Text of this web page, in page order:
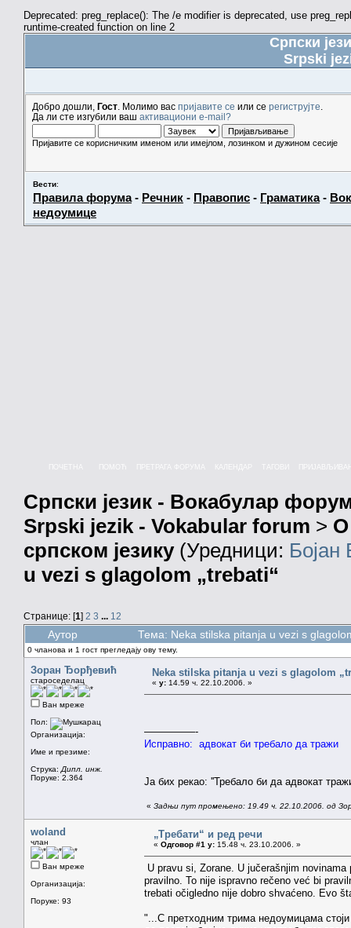
Deprecated: preg_replace(): The /e modifier is deprecated, use
runtime-created function on line 2
Српски
Srpski
Добро дошли, Гост . Молимо вас пријавите се или се региструјте
Да ли сте изгубили ваш активациони e-mail?
Пријавите се корисничким именом или имејлом, лозинком и дужином сесије
Вести:
Правила форума- Речник - Правопис - Граматика-
недоумице
КАЛЕНДАР
Српски језик - Вокабулар
Srpski jezik - Vokabular forum > О
српском језику(Уредници:
u vezi s glagolom „trebati“
Странице: [1] 2 3 ... 12
Аутор Тема: Neka stilska pitanja u vezi s
0 чланова и 1 гост прегледају ову тему.
Зоран Ђорђевић
староседелац
Ван мреже
Пол:
Организација:
Име и презиме:
Струка: Дипл. инж.
Поруке: 2.364
Neka stilska pitanja u vezi s glagolom
« у: 14.59 ч. 22.10.2006. »
—————-
Исправно: адвокат би требало да тражи
Ја бих рекао: ''Требало би да адвокат
« Задњи пут промењено: 19.49 ч. 22.10.2006. од
woland
члан
Ван мреже
Организација:
Поруке: 93
„Требати“ и ред речи
« Одговор #1 у: 15.48 ч. 23.10.2006. »
U pravu si, Zorane. U jučerašnjim
pravilno. To nije ispravno rečeno već bi
trebati očigledno nije dobro shvaćeno. Evo
"...С претходним трима недоумицама стоји